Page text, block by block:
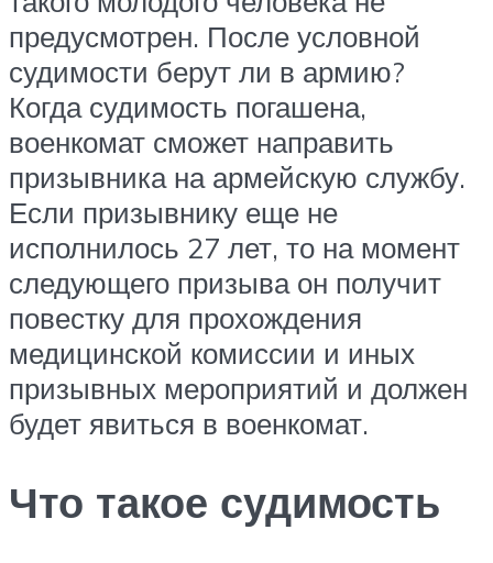
предусмотрен. После условной
судимости берут ли в армию?
Когда судимость погашена,
военкомат сможет направить
призывника на армейскую службу.
Если призывнику еще не
исполнилось 27 лет, то на момент
следующего призыва он получит
повестку для прохождения
медицинской комиссии и иных
призывных мероприятий и должен
будет явиться в военкомат.
Что такое судимость